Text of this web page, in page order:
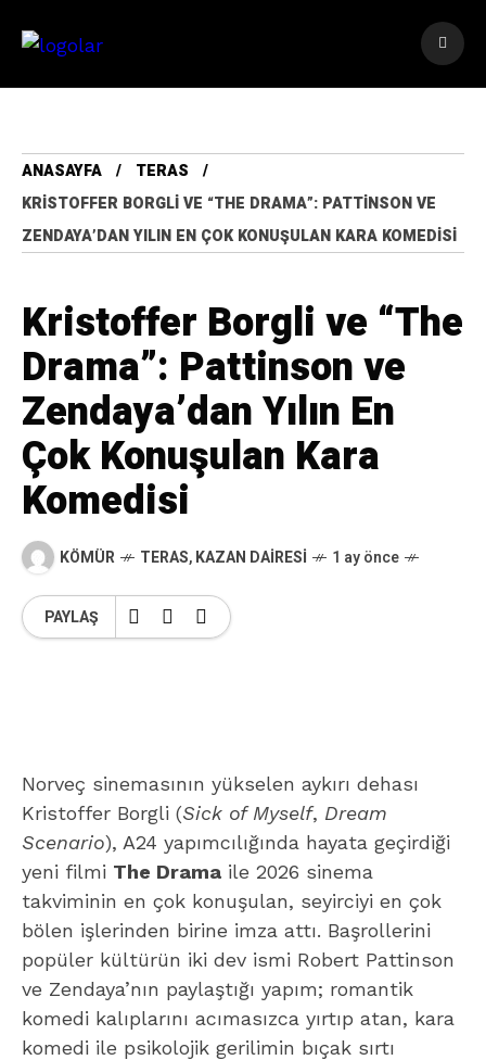
ANASAYFA
TERAS
KRISTOFFER BORGLI VE “THE DRAMA”: PATTINSON VE
ZENDAYA’DAN YILIN EN ÇOK KONUŞULAN KARA KOMEDISI
Kristoffer Borgli ve “The
Drama”: Pattinson ve
Zendaya’dan Yılın En
Çok Konuşulan Kara
Komedisi
KÖMÜR TERAS,KAZAN DAIRESI 1 ay önce
PAYLAŞ
Norveç sinemasının yükselen aykırı dehası
Kristoffer Borgli (Sick of Myself, Dream
Scenario), A24 yapımcılığında hayata geçirdiği
yeni filmi The Drama ile 2026 sinema
takviminin en çok konuşulan, seyirciyi en çok
bölen işlerinden birine imza attı. Başrollerini
popüler kültürün iki dev ismi Robert Pattinson
ve Zendaya’nın paylaştığı yapım; romantik
komedi kalıplarını acımasızca yırtıp atan, kara
komedi ile psikolojik gerilimin bıçak sırtı